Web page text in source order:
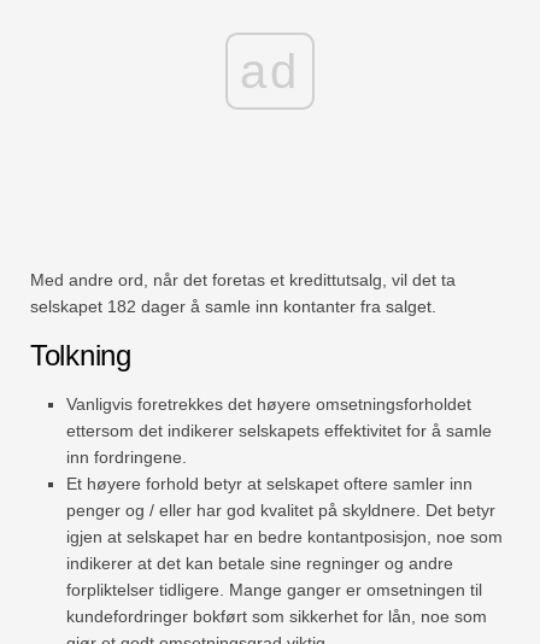
ad
Med andre ord, når det foretas et kredittutsalg, vil det ta
selskapet 182 dager å samle inn kontanter fra salget.
Tolkning
Vanligvis foretrekkes det høyere omsetningsforholdet
ettersom det indikerer selskapets effektivitet for å samle
inn fordringene.
Et høyere forhold betyr at selskapet oftere samler inn
penger og / eller har god kvalitet på skyldnere. Det betyr
igjen at selskapet har en bedre kontantposisjon, noe som
indikerer at det kan betale sine regninger og andre
forpliktelser tidligere. Mange ganger er omsetningen til
kundefordringer bokført som sikkerhet for lån, noe som